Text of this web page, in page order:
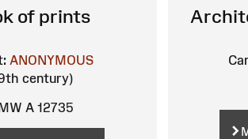
of prints
ANONYMOUS
century)
A 12735